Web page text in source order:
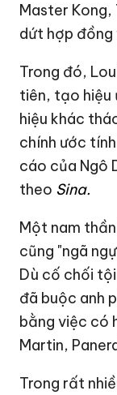
Master
dứt hợp đồng
Trong đó,
tiên, tạo hiệu
hiệu khác
chính ước
cáo của Ngô
theo Sina.
Một nam
cũng "ngã
Dù cố chối
đã buộc anh
bằng việc có
Martin,
Trong rất